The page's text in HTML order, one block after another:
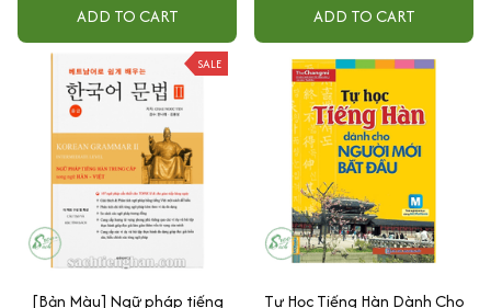
ADD TO CART ADD TO CART
SALE
[Bản Màu] Ngữ pháp tiếng Tự Học Tiếng Hàn Dành Cho